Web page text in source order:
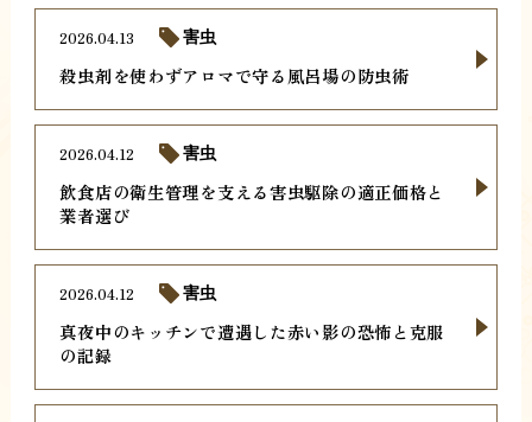
殺虫剤を使わずアロマで守る風呂場の防虫術
2026.04.13 害虫
飲食店の衛生管理を支える害虫駆除の適正価格と
業者選び
2026.04.12 害虫
真夜中のキッチンで遭遇した赤い影の恐怖と克服
の記録
2026.04.12 害虫